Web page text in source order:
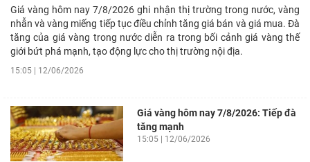
Giá vàng hôm nay 7/8/2026 ghi nhận thị trường trong nước, vàng
nhẫn và vàng miếng tiếp tục điều chỉnh tăng giá bán và giá mua. Đà
tăng của giá vàng trong nước diễn ra trong bối cảnh giá vàng thế
giới bứt phá mạnh, tạo động lực cho thị trường nội địa.
15:05 | 12/06/2026
Giá vàng hôm nay 7/8/2026: Tiếp đà
tăng mạnh
15:05 | 12/06/2026